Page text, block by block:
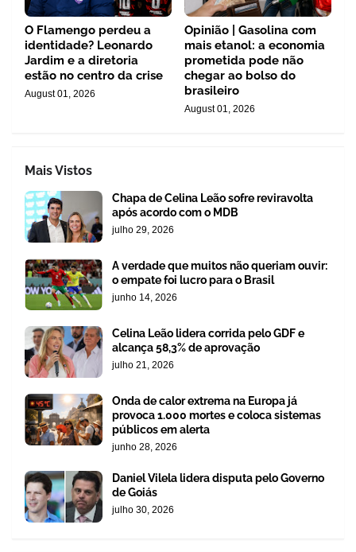
O Flamengo perdeu a
identidade? Leonardo
Jardim e a diretoria
estão no centro da crise
August 01, 2026
Opinião | Gasolina com
mais etanol: a economia
prometida pode não
chegar ao bolso do
brasileiro
August 01, 2026
Mais Vistos
Chapa de Celina Leão sofre reviravolta
após acordo com o MDB
julho 29, 2026
A verdade que muitos não queriam ouvir:
o empate foi lucro para o Brasil
junho 14, 2026
Celina Leão lidera corrida pelo GDF e
alcança 58,3% de aprovação
julho 21, 2026
Onda de calor extrema na Europa já
provoca 1.000 mortes e coloca sistemas
públicos em alerta
junho 28, 2026
Daniel Vilela lidera disputa pelo Governo
de Goiás
julho 30, 2026